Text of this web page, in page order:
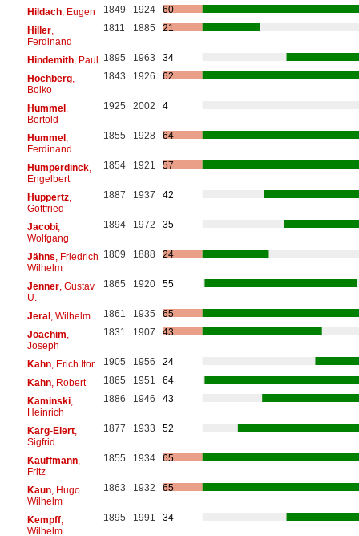
Hildach, Eugen 1849 1924
60
Hiller,
Ferdinand
1811 1885 21
Hindemith, Paul 1895 1963
34
Hochberg,
Bolko
1843 1926 62
Hummel,
Bertold
1925 2002 4
Hummel,
Ferdinand
1855 1928 64
Humperdinck,
Engelbert
1854 1921 57
Huppertz,
Gottfried
1887 1937 42
Jacobi,
Wolfgang
1894 1972 35
Jähns , Friedrich
Wilhelm
1809 1888 24
Jenner, Gustav
U.
1865 1920 55
Jeral, Wilhelm 1861 1935
65
Joachim
Joseph
1831 1907 43
Kahn, Erich Itor 1905 1956
24
Kahn, Robert 1865 1951
64
Kaminski,
Heinrich
1886 1946 43
Karg-Elert,
Sigfrid
1877 1933 52
Kauffmann,
Fritz
1855 1934 65
Kaun, Hugo
Wilhelm
1863 1932 65
Kempff,
Wilhelm
1895 1991 34